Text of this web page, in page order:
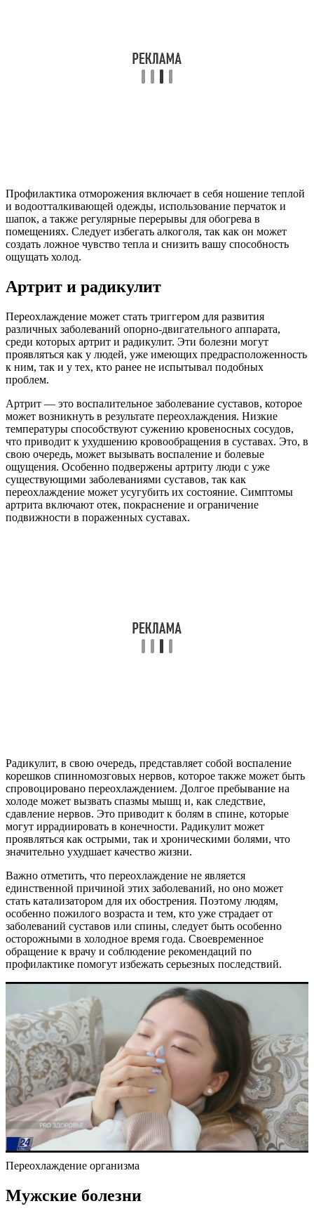
Профилактика отморожения включает в себя ношение теплой
и водоотталкивающей одежды, использование перчаток и
шапок, а также регулярные перерывы для обогрева в
помещениях. Следует избегать алкоголя, так как он может
создать ложное чувство тепла и снизить вашу способность
ощущать холод.
Артрит и радикулит
Переохлаждение может стать триггером для развития
различных заболеваний опорно-двигательного аппарата,
среди которых артрит и радикулит. Эти болезни могут
проявляться как у людей, уже имеющих предрасположенность
к ним, так и у тех, кто ранее не испытывал подобных
проблем.
Артрит — это воспалительное заболевание суставов, которое
может возникнуть в результате переохлаждения. Низкие
температуры способствуют сужению кровеносных сосудов,
что приводит к ухудшению кровообращения в суставах. Это, в
свою очередь, может вызывать воспаление и болевые
ощущения. Особенно подвержены артриту люди с уже
существующими заболеваниями суставов, так как
переохлаждение может усугубить их состояние. Симптомы
артрита включают отек, покраснение и ограничение
подвижности в пораженных суставах.
Радикулит, в свою очередь, представляет собой воспаление
корешков спинномозговых нервов, которое также может быть
спровоцировано переохлаждением. Долгое пребывание на
холоде может вызвать спазмы мышц и, как следствие,
сдавление нервов. Это приводит к болям в спине, которые
могут иррадиировать в конечности. Радикулит может
проявляться как острыми, так и хроническими болями, что
значительно ухудшает качество жизни.
Важно отметить, что переохлаждение не является
единственной причиной этих заболеваний, но оно может
стать катализатором для их обострения. Поэтому людям,
особенно пожилого возраста и тем, кто уже страдает от
заболеваний суставов или спины, следует быть особенно
осторожными в холодное время года. Своевременное
обращение к врачу и соблюдение рекомендаций по
профилактике помогут избежать серьезных последствий.
Переохлаждение организма
Мужские болезни